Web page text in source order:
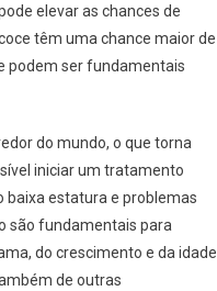
elevar as chances de
têm uma chance maior de
podem ser fundamentais
do mundo, o que torna
iniciar um tratamento
baixa estatura e problemas
são fundamentais para
do crescimento e da idade
de outras